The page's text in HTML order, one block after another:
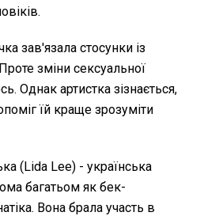
зав'язала стосунки із
зміни сексуальної
Однак артистка зізнається,
їй краще зрозуміти
(Lida Lee) - українська
багатьом як бек-
Вона брала участь в